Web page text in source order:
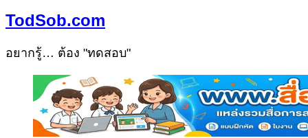
TodSob.com
อยากรู้… ต้อง "ทดสอบ"